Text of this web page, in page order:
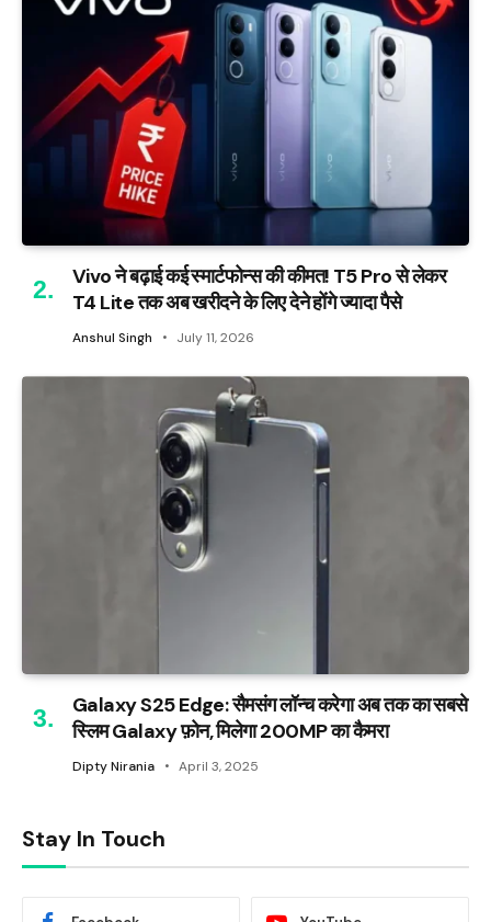
Vivo ने बढ़ाई कई स्मार्टफोन्स की कीमत! T5 Pro से लेकर
T4 Lite तक अब खरीदने के लिए देने होंगे ज्यादा पैसे
Anshul Singh July 11, 2026
Galaxy S25 Edge: सैमसंग लॉन्च करेगा अब तक का सबसे
स्लिम Galaxy फ़ोन, मिलेगा 200MP का कैमरा
Dipty Nirania April 3, 2025
Stay In Touch